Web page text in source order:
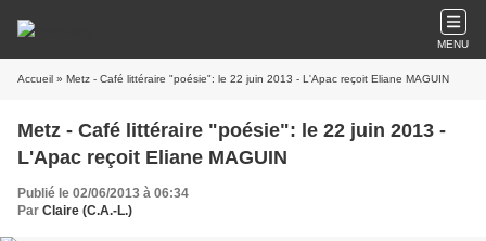
MENU
Accueil » Metz - Café littéraire "poésie": le 22 juin 2013 - L'Apac reçoit Eliane MAGUIN
Metz - Café littéraire "poésie": le 22 juin 2013 -
L'Apac reçoit Eliane MAGUIN
Publié le 02/06/2013 à 06:34
Par Claire (C.A.-L.)